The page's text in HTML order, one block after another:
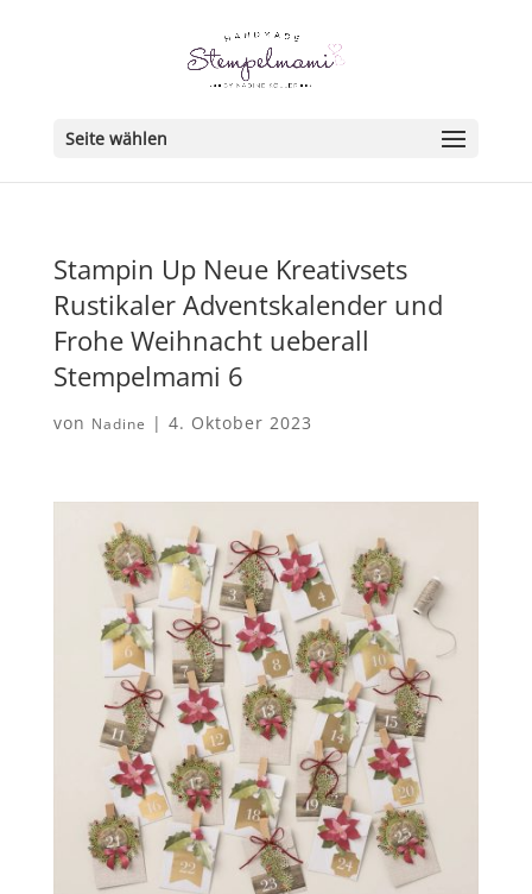
Seite wählen
Stampin Up Neue Kreativsets
Rustikaler Adventskalender und
Frohe Weihnacht ueberall
Stempelmami 6
von Nadine | 4. Oktober 2023